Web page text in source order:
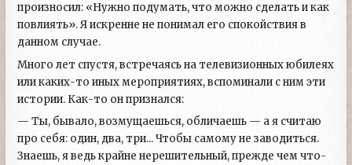
произносил: «Нужно подумать, что можно сделать и как
повлиять». Я искренне не понимал его спокойствия в
данном случае.
Много лет спустя, встречаясь на телевизионных юбилеях
или каких-то иных мероприятиях, вспоминали с ним эти
истории. Как-то он признался:
— Ты, бывало, возмущаешься, обличаешь — а я считаю
про себя: один, два, три... Чтобы самому не заводиться.
Знаешь, я ведь крайне нерешительный, прежде чем что-